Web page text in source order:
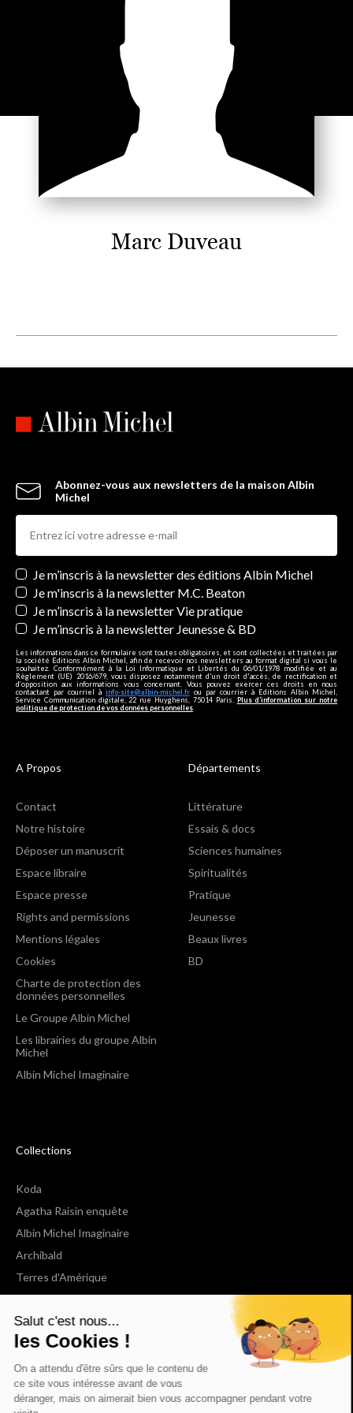
Salut c'est nous...
les Cookies !
On a attendu d'être sûrs que le contenu de
ce site vous intéresse avant de vous
déranger, mais on aimerait bien vous accompagner pendant votre
Marc Duveau
Abonnez-vous aux newsletters de la maison Albin
Michel
Newsletters
Je m’inscris à la newsletter des éditions Albin Michel
Je m'inscris à la newsletter M.C. Beaton
Je m’inscris à la newsletter Vie pratique
Je m’inscris à la newsletter Jeunesse & BD
Les informations dans ce formulaire sont toutes obligatoires, et sont collectées et traitées par
la société Editions Albin Michel, afin de recevoir nos newsletters au format digital si vous le
souhaitez. Conformément à la Loi Informatique et Libertés du 06/01/1978 modifiée et au
Règlement (UE) 2016/679, vous disposez notamment d'un droit d'accès, de rectification et
d’opposition aux informations vous concernant. Vous pouvez exercer ces droits en nous
contactant par courriel à info-site@albin-michel.fr ou par courrier à Editions Albin Michel,
Service Communication digitale, 22 rue Huyghens, 75014 Paris. Plus d’information sur notre
politique de protection de vos données personnelles
A Propos
Contact
Notre histoire
Déposer un manuscrit
Espace libraire
Espace presse
Rights and permissions
Mentions légales
Cookies
Charte de protection des
données personnelles
Le Groupe Albin Michel
Les librairies du groupe Albin
Michel
Albin Michel Imaginaire
Départements
Littérature
Essais & docs
Sciences humaines
Spiritualités
Pratique
Jeunesse
Beaux livres
BD
Collections
Koda
Agatha Raisin enquête
Albin Michel Imaginaire
Archibald
Terres d'Amérique
Espaces Libres Poche
NOX
Wiz
Voir toutes les collections
Nous suivre